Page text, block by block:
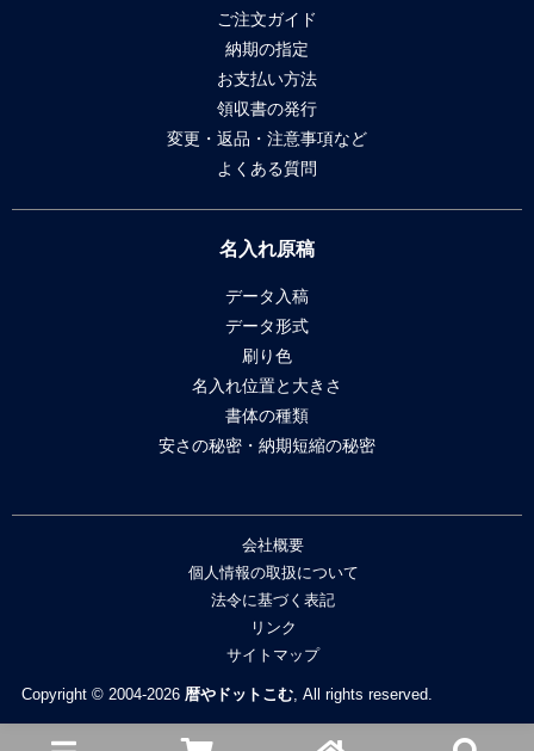
ご注文ガイド
納期の指定
お支払い方法
領収書の発行
変更・返品・注意事項など
よくある質問
名入れ原稿
データ入稿
データ形式
刷り色
名入れ位置と大きさ
書体の種類
安さの秘密・納期短縮の秘密
会社概要
個人情報の取扱について
法令に基づく表記
リンク
サイトマップ
Copyright © 2004-2026 暦やドットこむ , All rights reserved.